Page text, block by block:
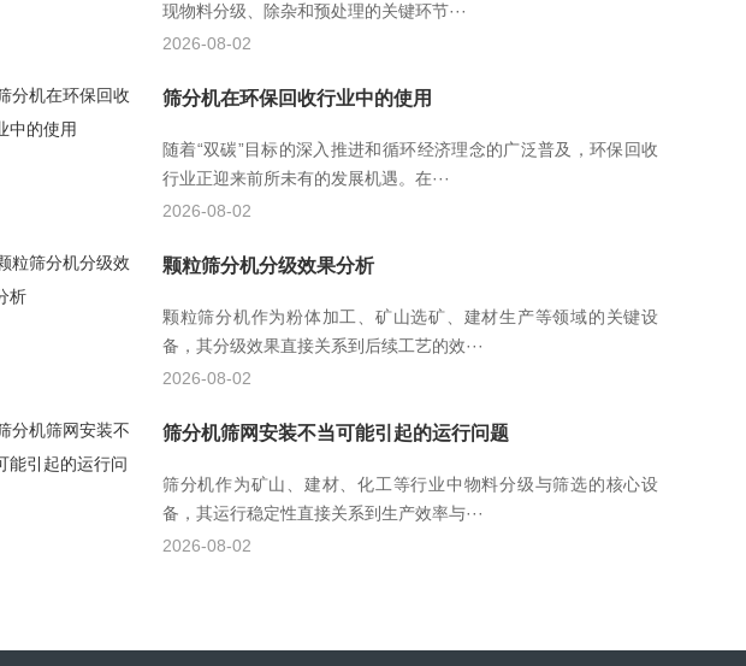
现物料分级、除杂和预处理的关键环节···
2026-08-02
筛分机在环保回收行业中的使用
随着“双碳”目标的深入推进和循环经济理念的广泛普及，环保回收
行业正迎来前所未有的发展机遇。在···
2026-08-02
颗粒筛分机分级效果分析
颗粒筛分机作为粉体加工、矿山选矿、建材生产等领域的关键设
备，其分级效果直接关系到后续工艺的效···
2026-08-02
筛分机筛网安装不当可能引起的运行问题
筛分机作为矿山、建材、化工等行业中物料分级与筛选的核心设
备，其运行稳定性直接关系到生产效率与···
2026-08-02